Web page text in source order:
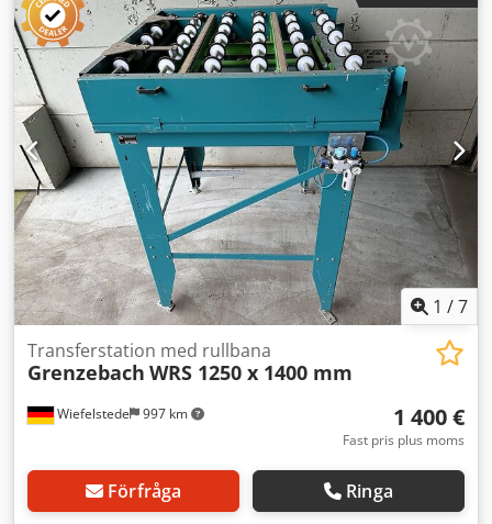
0,37 kW 88 varv/min - Rullbredd: 1440 mm -
Transportlängd: 1400 mm - Övergång transportband: 1400
mm - Pneumatisk upphöjning - Rulldiameter: 105 mm -
Rullar: gummibelagda - Axelns diameter: 25 mm Dsdpfxsb
A Hims Agvskr - Transporthöjd: 950 mm, justerbar - Drivs
med kuggrem - Mått: 1450/1650/H1000 mm - Vikt: 420 kg
1 /7
Wiefelstede 997 km
Transferstation med rullbana
Grenzebach WRS 1250 x 1400 mm
1 400 €
Fast pris plus moms
Förfråga Ringa